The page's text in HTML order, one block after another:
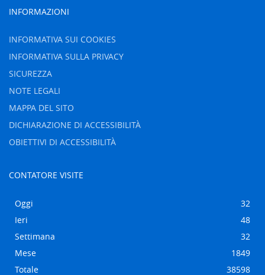
INFORMAZIONI
INFORMATIVA SUI COOKIES
INFORMATIVA SULLA PRIVACY
SICUREZZA
NOTE LEGALI
MAPPA DEL SITO
DICHIARAZIONE DI ACCESSIBILITÀ
OBIETTIVI DI ACCESSIBILITÀ
CONTATORE VISITE
Oggi
32
Ieri
48
Settimana
32
Mese
1849
Totale
38598